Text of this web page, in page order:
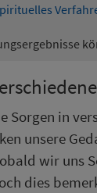
Sorgen in
unsere
wir uns
dies